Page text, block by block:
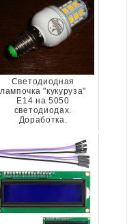
Светодиодная
лампочка "кукуруза"
E14 на 5050
светодиодах.
Доработка.